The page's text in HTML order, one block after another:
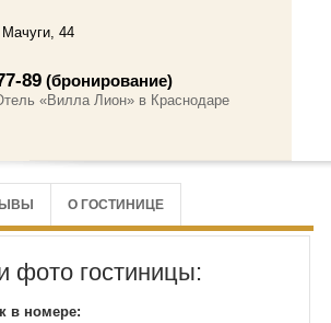
44
89 (бронирование)
«Вилла Лион» в Краснодаре
О ГОСТИНИЦЕ
фото гостиницы:
в номере: